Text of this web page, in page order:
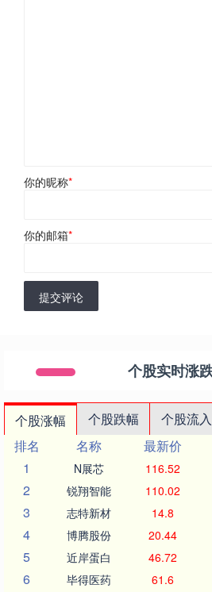
你的昵称*
你的邮箱*
提交评论
个股实时涨
个股涨幅 个股跌幅 个股流入
排名
名称 最新价
1
N展芯 116.52
2 锐翔智能 110.02
3 志特新材 14.8
4 博腾股份 20.44
5 近岸蛋白 46.72
6 毕得医药 61.6